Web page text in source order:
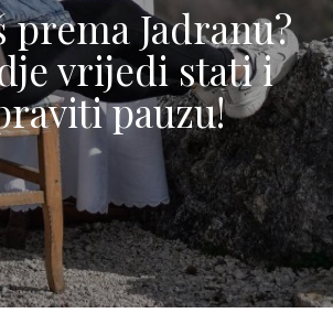
prema Jadranu?
vrijedi stati i
pauzu!